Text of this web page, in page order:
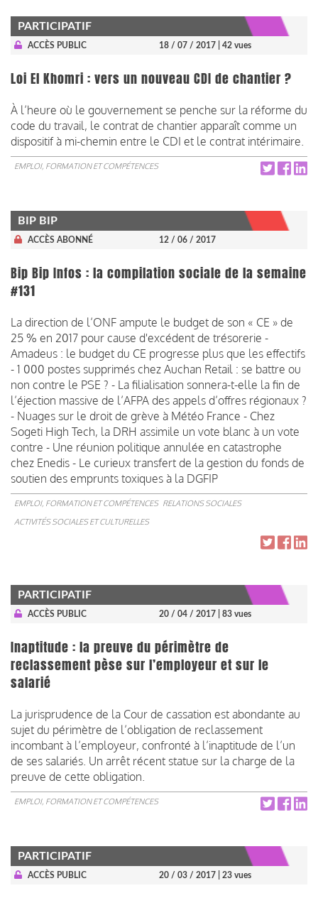
PARTICIPATIF
ACCÈS PUBLIC 18 / 07 / 2017 | 42 vues
Loi El Khomri : vers un nouveau CDI de chantier ?
À l’heure où le gouvernement se penche sur la réforme du
code du travail, le contrat de chantier apparaît comme un
dispositif à mi-chemin entre le CDI et le contrat intérimaire.
EMPLOI, FORMATION ET COMPÉTENCES
BIP BIP
ACCÈS ABONNÉ 12 / 06 / 2017
Bip Bip Infos : la compilation sociale de la semaine
#131
La direction de l’ONF ampute le budget de son « CE » de
25 % en 2017 pour cause d'excédent de trésorerie -
Amadeus : le budget du CE progresse plus que les effectifs
- 1 000 postes supprimés chez Auchan Retail : se battre ou
non contre le PSE ? - La filialisation sonnera-t-elle la fin de
l’éjection massive de l’AFPA des appels d’offres régionaux ?
- Nuages sur le droit de grève à Météo France - Chez
Sogeti High Tech, la DRH assimile un vote blanc à un vote
contre - Une réunion politique annulée en catastrophe
chez Enedis - Le curieux transfert de la gestion du fonds de
soutien des emprunts toxiques à la DGFIP
EMPLOI, FORMATION ET COMPÉTENCES RELATIONS SOCIALES
ACTIVITÉS SOCIALES ET CULTURELLES
PARTICIPATIF
ACCÈS PUBLIC 20 / 04 / 2017 | 83 vues
Inaptitude : la preuve du périmètre de
reclassement pèse sur l’employeur et sur le
salarié
La jurisprudence de la Cour de cassation est abondante au
sujet du périmètre de l’obligation de reclassement
incombant à l’employeur, confronté à l’inaptitude de l’un
de ses salariés. Un arrêt récent statue sur la charge de la
preuve de cette obligation.
EMPLOI, FORMATION ET COMPÉTENCES
PARTICIPATIF
ACCÈS PUBLIC 20 / 03 / 2017 | 23 vues